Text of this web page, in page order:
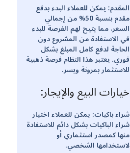
المقدم: يمكن للعملاء البدء بدفع
مقدم بنسبة 50% من إجمالي
السعر، مما يتيح لهم الفرصة للبدء
في الاستفادة من المشروع دون
الحاجة لدفع كامل المبلغ بشكل
فوري. يعتبر هذا النظام فرصة ذهبية
للاستثمار بمرونة ويسر.
خيارات البيع والإيجار:
شراء باكيات: يمكن للعملاء اختيار
شراء الباكيات بشكل دائم للاستفادة
منها كمصدر استثماري أو
لاستخدامها الشخصي.